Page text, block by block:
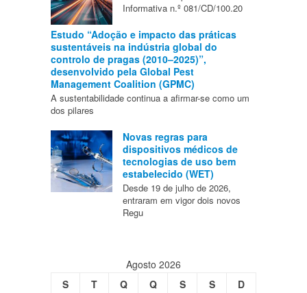
Informativa n.º 081/CD/100.20
Estudo “Adoção e impacto das práticas
sustentáveis na indústria global do
controlo de pragas (2010–2025)”,
desenvolvido pela Global Pest
Management Coalition (GPMC)
A sustentabilidade continua a afirmar-se como um
dos pilares
Novas regras para
dispositivos médicos de
tecnologias de uso bem
estabelecido (WET)
Desde 19 de julho de 2026,
entraram em vigor dois novos
Regu
Agosto 2026
S
T Q Q S S
D